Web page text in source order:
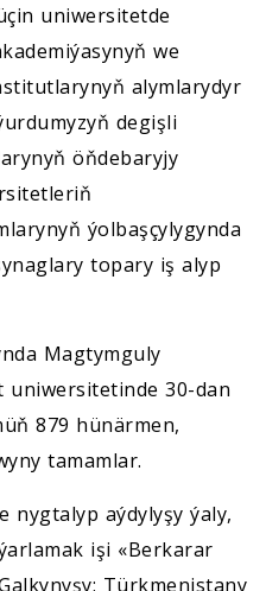
uniwersitetde
we
alymlarydyr
degişli
öňdebaryjy
ýolbaşçylygynda
topary iş alyp
Magtymguly
uniwersitetinde 30-dan
879 hünärmen,
tamamlar.
nygtalyp aýdylyşy ýaly,
işi «Berkarar
Türkmenistany